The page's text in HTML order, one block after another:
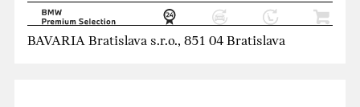
BAVARIA Bratislava s.r.o., 851 04 Bratislava